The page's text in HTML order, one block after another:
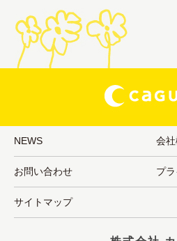
NEWS 会
お問い合わせ プ
サイトマップ